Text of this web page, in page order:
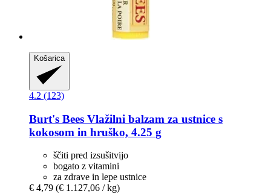
Košarica
4.2 (123)
Burt's Bees Vlažilni balzam za ustnice s
kokosom in hruško, 4.25 g
ščiti pred izsušitvijo
bogato z vitamini
za zdrave in lepe ustnice
€ 4,79 (€ 1.127,06 / kg)